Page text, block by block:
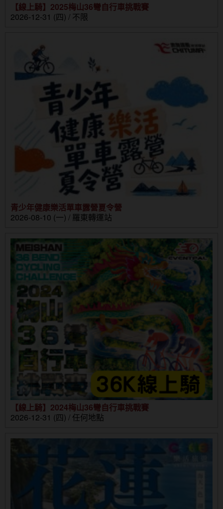
【線上騎】2025梅山36彎自行車挑戰賽
2026-12-31 (四) / 不限
青少年健康樂活單車露營夏令營
2026-08-10 (一) / 羅東轉運站
【線上騎】2024梅山36彎自行車挑戰賽
2026-12-31 (四) / 任何地點